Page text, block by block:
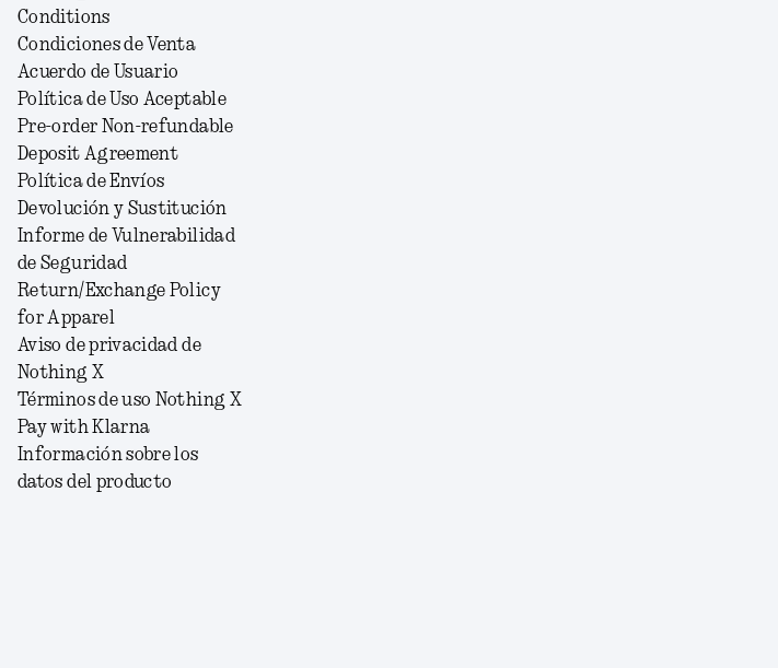
Conditions
Condiciones de Venta
Acuerdo de Usuario
Política de Uso Aceptable
Pre-order Non-refundable
Deposit Agreement
Política de Envíos
Devolución y Sustitución
Informe de Vulnerabilidad
de Seguridad
Return/Exchange Policy
for Apparel
Aviso de privacidad de
Nothing X
Términos de uso Nothing X
Pay with Klarna
Información sobre los
datos del producto